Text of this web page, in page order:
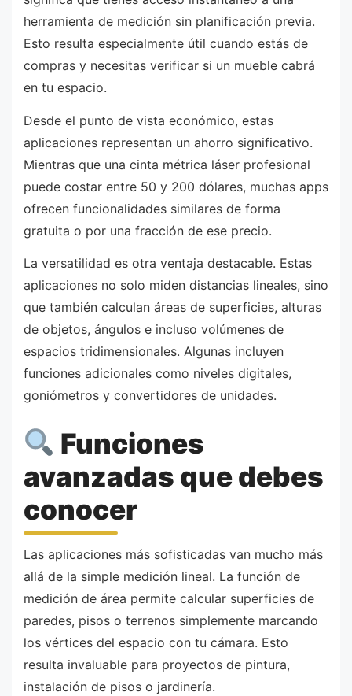
herramienta de medición sin planificación previa.
Esto resulta especialmente útil cuando estás de
compras y necesitas verificar si un mueble cabrá
en tu espacio.
Desde el punto de vista económico, estas
aplicaciones representan un ahorro significativo.
Mientras que una cinta métrica láser profesional
puede costar entre 50 y 200 dólares, muchas apps
ofrecen funcionalidades similares de forma
gratuita o por una fracción de ese precio.
La versatilidad es otra ventaja destacable. Estas
aplicaciones no solo miden distancias lineales, sino
que también calculan áreas de superficies, alturas
de objetos, ángulos e incluso volúmenes de
espacios tridimensionales. Algunas incluyen
funciones adicionales como niveles digitales,
goniómetros y convertidores de unidades.
Funciones
avanzadas que debes
conocer
Las aplicaciones más sofisticadas van mucho más
allá de la simple medición lineal. La función de
medición de área permite calcular superficies de
paredes, pisos o terrenos simplemente marcando
los vértices del espacio con tu cámara. Esto
resulta invaluable para proyectos de pintura,
instalación de pisos o jardinería.